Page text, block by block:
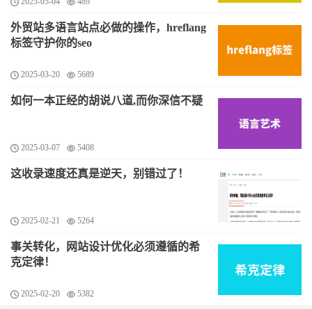
外贸站多语言站点必做的操作，hreflang
标签守护你的seo
2025-03-20 5689
如何一本正经的胡说八道,而你深信不疑
2025-03-07 5408
这收录速度还真是逆天，别错过了！
2025-02-21 5264
事关转化，网站设计优化必须遵循的希
克定律！
2025-02-20 5382